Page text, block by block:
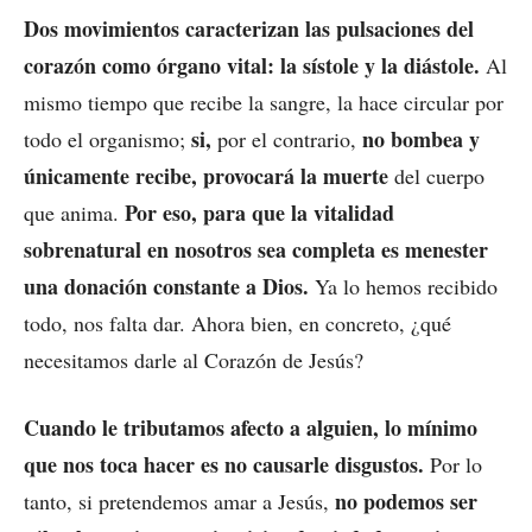
Dos movimientos caracterizan las pulsaciones del
corazón como órgano vital: la sístole y la diástole. Al
mismo tiempo que recibe la sangre, la hace circular por
todo el organismo; si, por el contrario, no bombea y
únicamente recibe, provocará la muerte del cuerpo
que anima. Por eso, para que la vitalidad
sobrenatural en nosotros sea completa es menester
una donación constante a Dios. Ya lo hemos recibido
todo, nos falta dar. Ahora bien, en concreto, ¿qué
necesitamos darle al Corazón de Jesús?
Cuando le tributamos afecto a alguien, lo mínimo
que nos toca hacer es no causarle disgustos. Por lo
tanto, si pretendemos amar a Jesús, no podemos ser